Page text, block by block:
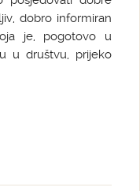
dobro informiran
je, pogotovo u
u društvu, prijeko